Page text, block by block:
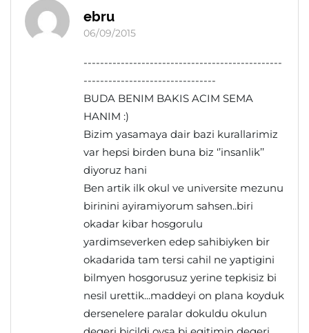
ebru
06/09/2015
------------------------------------------------
--------------------------------
BUDA BENIM BAKIS ACIM SEMA
HANIM :)
Bizim yasamaya dair bazi kurallarimiz
var hepsi birden buna biz ‘’insanlik’’
diyoruz hani
Ben artik ilk okul ve universite mezunu
birinini ayiramiyorum sahsen..biri
okadar kibar hosgorulu
yardimseverken edep sahibiyken bir
okadarida tam tersi cahil ne yaptigini
bilmyen hosgorusuz yerine tepkisiz bi
nesil urettik...maddeyi on plana koyduk
dersenelere paralar dokuldu okulun